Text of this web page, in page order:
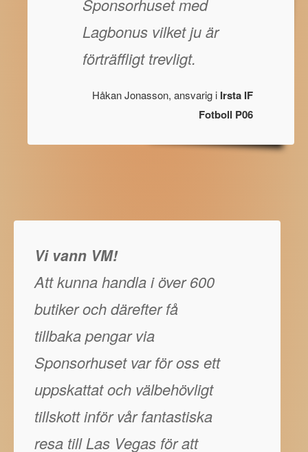
Sponsorhuset med
Lagbonus vilket ju är
förträffligt trevligt.
Håkan Jonasson, ansvarig i Irsta IF
Fotboll P06
Vi vann VM!
Att kunna handla i över 600
butiker och därefter få
tillbaka pengar via
Sponsorhuset var för oss ett
uppskattat och välbehövligt
tillskott inför vår fantastiska
resa till Las Vegas för att